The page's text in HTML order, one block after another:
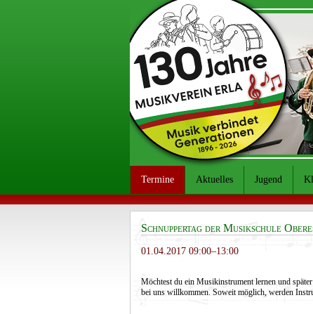
Termine Aktuelles Jugend
Schnuppertag der Musikschule
01.04.2017 09:00–13:00
Möchtest du ein Musikinstrument lernen und
bei uns willkommen. Soweit möglich, werden